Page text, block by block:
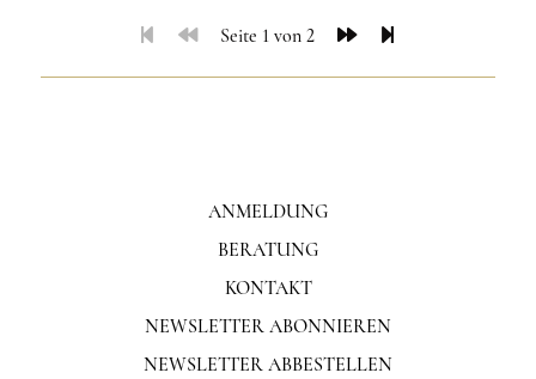
Seite 1 von 2
ANMELDUNG
BERATUNG
KONTAKT
NEWSLETTER ABONNIEREN
NEWSLETTER ABBESTELLEN